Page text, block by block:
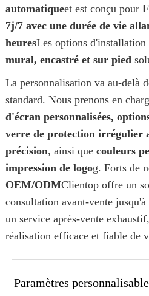
automatiqueet est conçu pour
7j/7 avec une durée de vie
heuresLes options d'installation
mural, encastré et sur pied
La personnalisation va au-delà
standard. Nous prenons en
d'écran personnalisées,
verre de protection irrégulier
précision, ainsi que couleurs
impression de logog. Forts de
OEM/ODMClientop offre un
consultation avant-vente
un service après-vente
réalisation efficace et fiable de
Paramètres